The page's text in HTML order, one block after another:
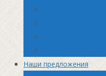
Наши предложения